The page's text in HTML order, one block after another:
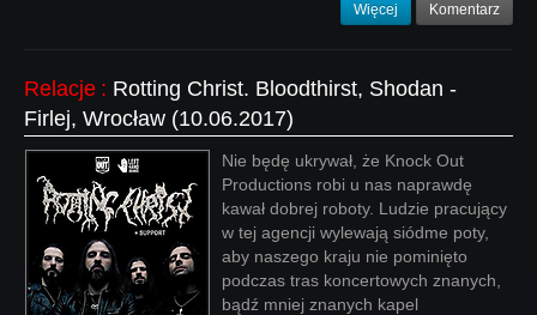
Więcej Komentarz
Relacje : Rotting Christ. Bloodthirst, Shodan -
Firlej, Wrocław (10.06.2017)
Nie będę ukrywał, że Knock Out
Productions robi u nas naprawdę
kawał dobrej roboty. Ludzie pracujący
w tej agencji wylewają siódme poty,
aby naszego kraju nie pominięto
podczas tras koncertowych znanych,
bądź mniej znanych kapel